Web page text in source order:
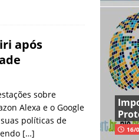
após
sobre
Alexa e o Google
políticas de
[…] 16/